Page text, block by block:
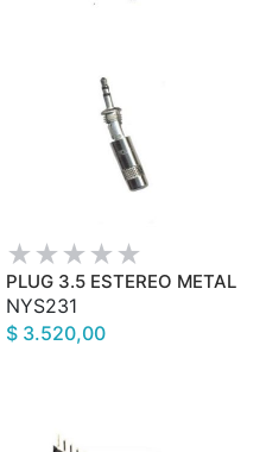
PLUG 3.5 ESTEREO METAL
NYS231
$ 3.520,00